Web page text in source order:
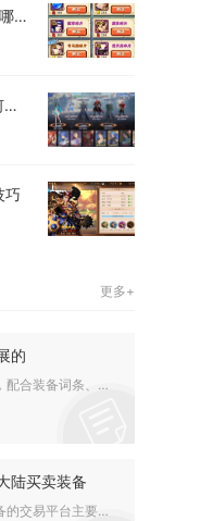
少年三国志2紫金化身符有哪些特点
斗罗大陆手游中的坐骑如何找寻和驯服
巧
更多+
的
柔伤依靠对应门派专属柔系技能释放，配合装备词条、内功心法、出...
陆买卖装备
斗罗大陆系列游戏中，可用于买卖装备的交易平台主要分为游戏内官...